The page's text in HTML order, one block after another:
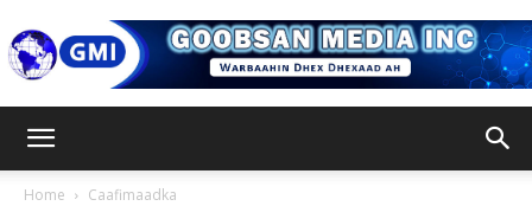
Home Caafimaadka